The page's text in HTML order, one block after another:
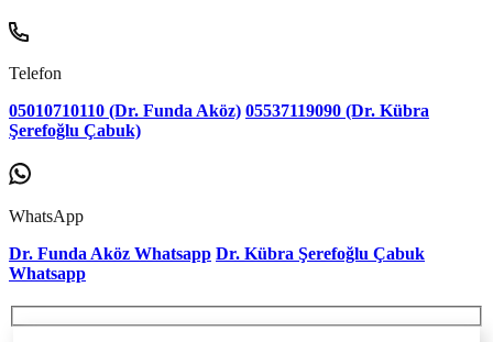
Telefon
05010710110 (Dr. Funda Aköz) 05537119090 (Dr. Kübra
Şerefoğlu Çabuk)
WhatsApp
Dr. Funda Aköz Whatsapp Dr. Kübra Şerefoğlu Çabuk
Whatsapp